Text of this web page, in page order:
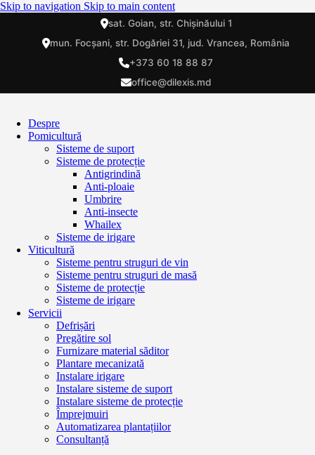
Skip to navigation Skip to main content
sat. Goian, str. Chișinăului 1
mun. Focșani, str. Dogăriei 31, jud. Vrancea, România
+373 60 18 88 87
office@dilexis.md
Despre
Pomicultură
Sisteme de suport
Sisteme de protecție
Antigrindină
Anti-ploaie
Umbrire
Anti-insecte
Whailex
Sisteme de irigare
Viticultură
Sisteme pentru struguri de vin
Sisteme pentru struguri de masă
Sisteme de protecție
Sisteme de irigare
Servicii
Defrișări
Pregătire sol
Furnizare material săditor
Plantare mecanizată
Instalare irigare
Instalare sisteme de suport
Instalare sisteme de protecție
Împrejmuiri
Automatizarea plantațiilor
Consultanță